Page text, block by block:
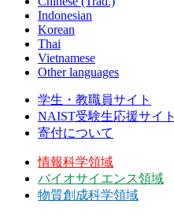
Indonesian
Korean
Thai
Vietnamese
Other languages
学生・教職員サイト
NAIST受験生応援サイト
寄付について
情報科学領域
バイオサイエンス領域
物質創成科学領域